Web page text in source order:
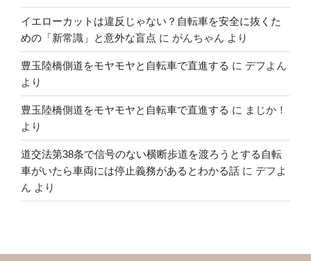
イエローカットは違反じゃない？自転車を安全に抜くた
めの「新常識」と意外な盲点 に がんちゃん より
豊玉陸橋側道をモヤモヤと自転車で直進する に デフよん
より
豊玉陸橋側道をモヤモヤと自転車で直進する に まじか！
より
道交法第38条で信号のない横断歩道を渡ろうとする自転
車がいたら車両には停止義務があるとわかる話 に デフよ
ん より